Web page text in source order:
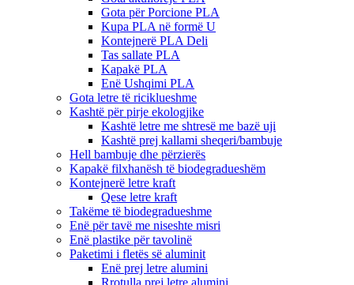
Gota për Porcione PLA
Kupa PLA në formë U
Kontejnerë PLA Deli
Tas sallate PLA
Kapakë PLA
Enë Ushqimi PLA
Gota letre të riciklueshme
Kashtë për pirje ekologjike
Kashtë letre me shtresë me bazë uji
Kashtë prej kallami sheqeri/bambuje
Hell bambuje dhe përzierës
Kapakë filxhanësh të biodegradueshëm
Kontejnerë letre kraft
Qese letre kraft
Takëme të biodegradueshme
Enë për tavë me niseshte misri
Enë plastike për tavolinë
Paketimi i fletës së aluminit
Enë prej letre alumini
Rrotulla prej letre alumini